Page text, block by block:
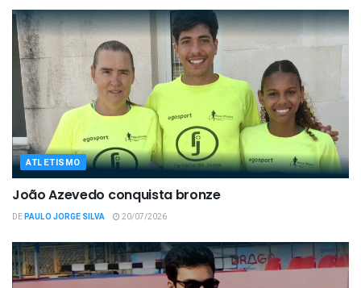
ATLETISMO
João Azevedo conquista bronze
DEPAULO JORGE SILVA 20/07/2026